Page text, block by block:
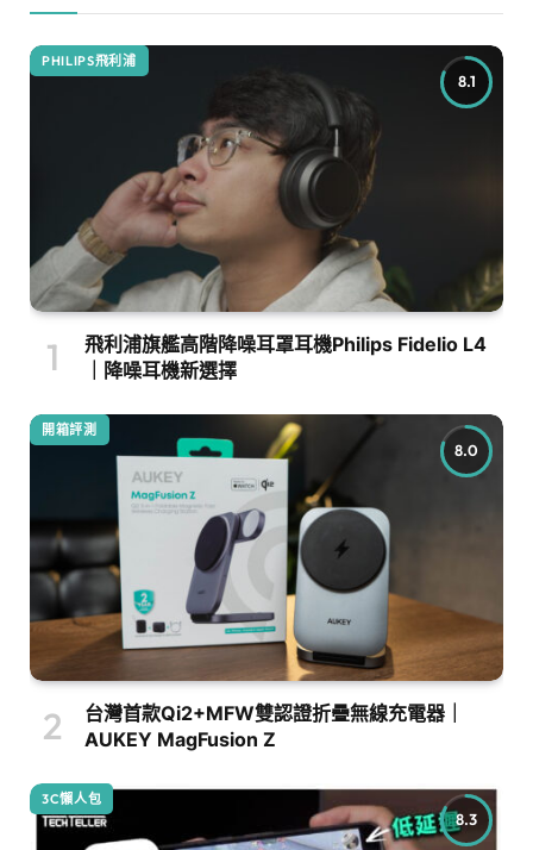
8.1
PHILIPS飛利浦
飛利浦旗艦高階降噪耳罩耳機Philips Fidelio L4
｜降噪耳機新選擇
8.0
開箱評測
台灣首款Qi2+MFW雙認證折疊無線充電器｜
AUKEY MagFusion Z
8.3
3C懶人包